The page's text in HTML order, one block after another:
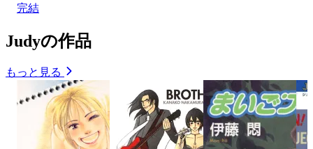
完結
Judyの作品
もっと見る